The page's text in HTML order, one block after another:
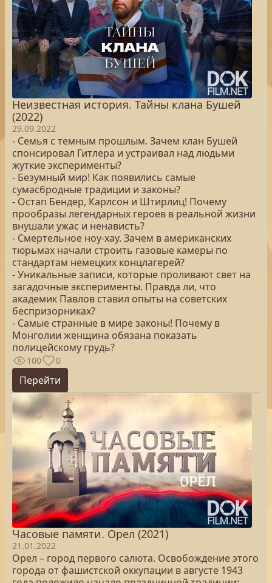
Неизвестная история. Тайны клана Бушей
(2022)
29.09.2022
- Семья с темным прошлым. Зачем клан Бушей
спонсировал Гитлера и устраивал над людьми
жуткие эксперименты?
- Безумный мир! Как появились самые
сумасбродные традиции и законы?
- Остап Бендер, Карлсон и Штирлиц! Почему
прообразы легендарных героев в реальной жизни
внушали ужас и ненависть?
- Смертельное ноу-хау. Зачем в американских
тюрьмах начали строить газовые камеры по
стандартам немецких концлагерей?
- Уникальные записи, которые проливают свет на
загадочные эксперименты. Правда ли, что
академик Павлов ставил опыты на советских
беспризорниках?
- Самые странные в мире законы! Почему в
Монголии женщина обязана показать
полицейскому грудь?
100 0
Перейти
Часовые памяти. Орел (2021)
21.01.2022
Орел – город первого салюта. Освобождение этого
города от фашистской оккупации в августе 1943